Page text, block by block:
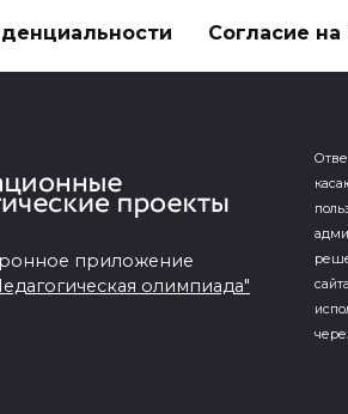
Согласие
приложение
олимпиада"